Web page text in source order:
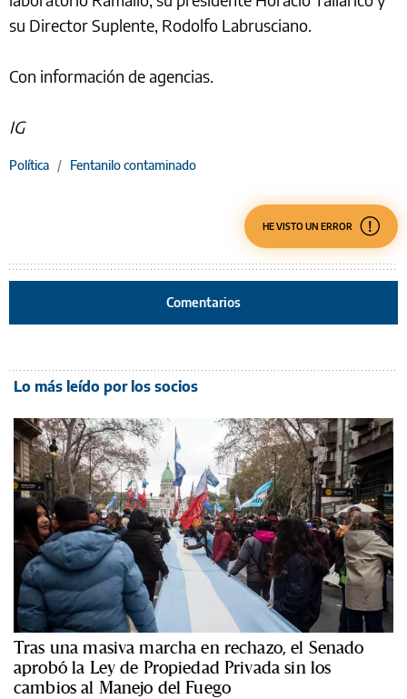
su Director Suplente, Rodolfo Labrusciano.
Con información de agencias.
IG
Política / Fentanilo contaminado
HE VISTO UN ERROR
Comentarios
Lo más leído por los socios
Tras una masiva marcha en rechazo, el Senado
aprobó la Ley de Propiedad Privada sin los
cambios al Manejo del Fuego